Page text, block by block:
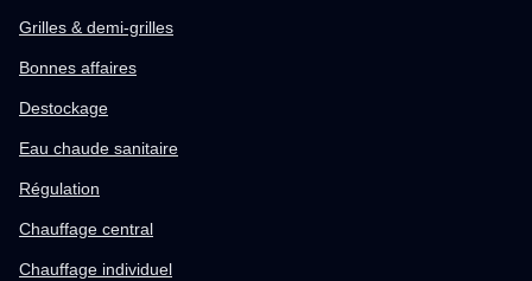
Grilles & demi-grilles
Bonnes affaires
Destockage
Eau chaude sanitaire
Régulation
Chauffage central
Chauffage individuel